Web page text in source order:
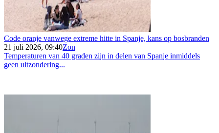
Code oranje vanwege extreme hitte in Spanje, kans op bosbranden
21 juli 2026, 09:40Zon
Temperaturen van 40 graden zijn in delen van Spanje inmiddels
geen uitzondering...